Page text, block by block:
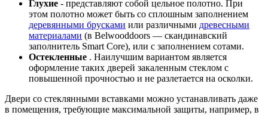
Глухие - представляют собой цельное полотно. При
этом полотно может быть со сплошным заполнением
деревянными брусками или различными древесными
материалами (в Belwooddoors — скандинавский
заполнитель Smart Core), или с заполнением сотами.
Остекленные . Наилучшим вариантом является
оформление таких дверей закаленным стеклом с
повышенной прочностью и не разлетается на осколки.
Двери со стеклянными вставками можно устанавливать даже
в помещения, требующие максимальной защиты, например, в